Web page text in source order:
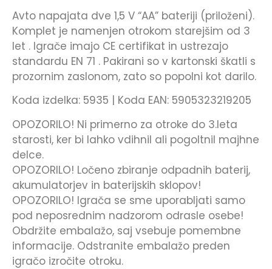
Avto napajata dve 1,5 V “AA” bateriji (priloženi).
Komplet je namenjen otrokom starejšim od 3
let . Igrače imajo CE certifikat in ustrezajo
standardu EN 71 . Pakirani so v kartonski škatli s
prozornim zaslonom, zato so popolni kot darilo.
Koda izdelka: 5935 | Koda EAN: 5905323219205
OPOZORILO! Ni primerno za otroke do 3.leta
starosti, ker bi lahko vdihnil ali pogoltnil majhne
delce.
OPOZORILO! Ločeno zbiranje odpadnih baterij,
akumulatorjev in baterijskih sklopov!
OPOZORILO! Igrača se sme uporabljati samo
pod neposrednim nadzorom odrasle osebe!
Obdržite embalažo, saj vsebuje pomembne
informacije. Odstranite embalažo preden
igračo izročite otroku.